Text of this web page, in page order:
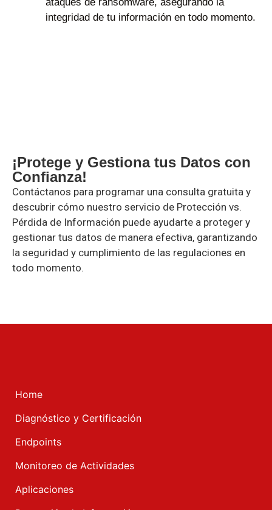
integridad de tu información en todo momento.
¡Protege y Gestiona tus Datos con
Confianza!
Contáctanos para programar una consulta gratuita y
descubrir cómo nuestro servicio de Protección vs.
Pérdida de Información puede ayudarte a proteger y
gestionar tus datos de manera efectiva, garantizando
la seguridad y cumplimiento de las regulaciones en
todo momento.
Home
Diagnóstico y Certificación
Endpoints
Monitoreo de Actividades
Aplicaciones